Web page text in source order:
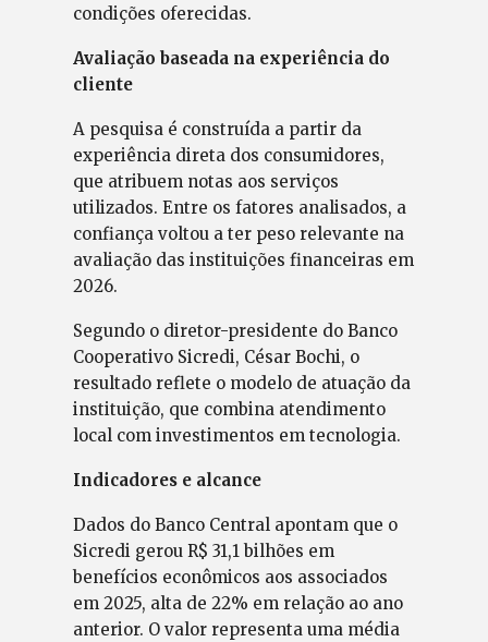
condições oferecidas.
Avaliação baseada na experiência do
cliente
A pesquisa é construída a partir da
experiência direta dos consumidores,
que atribuem notas aos serviços
utilizados. Entre os fatores analisados, a
confiança voltou a ter peso relevante na
avaliação das instituições financeiras em
2026.
Segundo o diretor-presidente do Banco
Cooperativo Sicredi, César Bochi, o
resultado reflete o modelo de atuação da
instituição, que combina atendimento
local com investimentos em tecnologia.
Indicadores e alcance
Dados do Banco Central apontam que o
Sicredi gerou R$ 31,1 bilhões em
benefícios econômicos aos associados
em 2025, alta de 22% em relação ao ano
anterior. O valor representa uma média